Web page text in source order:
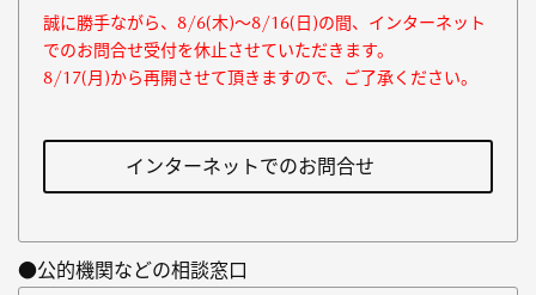
誠に勝手ながら、8/6(木)～8/16(日)の間、インターネット
でのお問合せ受付を休止させていただきます。
8/17(月)から再開させて頂きますので、ご了承ください。
インターネットでのお問合せ
●公的機関などの相談窓口